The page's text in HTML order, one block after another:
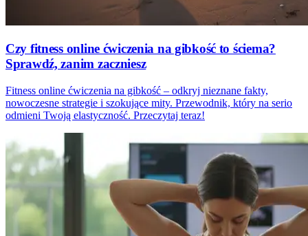
Czy fitness online ćwiczenia na gibkość to ściema?
Sprawdź, zanim zaczniesz
Fitness online ćwiczenia na gibkość – odkryj nieznane fakty,
nowoczesne strategie i szokujące mity. Przewodnik, który na serio
odmieni Twoją elastyczność. Przeczytaj teraz!